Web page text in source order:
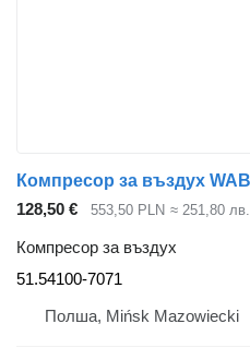
128,50 € 553,50 PLN ≈ 251,80 лв.
Компресор за въздух
51.54100-7071
Полша, Mińsk Mazowiecki